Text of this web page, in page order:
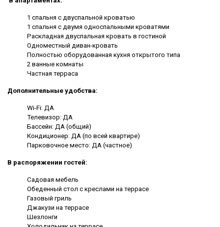
1 спальня с двуспальной кроватью
1 спальня с двумя односпальными кроватями
Раскладная двуспальная кровать в гостиной
Одноместный диван-кровать
Полностью оборудованная кухня открытого типа
2 ванные комнаты
Частная терраса
Дополнительные удобства:
Wi-Fi: ДА
Телевизор: ДА
Бассейн: ДА (общий)
Кондиционер: ДА (по всей квартире)
Парковочное место: ДА (частное)
В распоряжении гостей:
Садовая мебель
Обеденный стол с креслами на террасе
Газовый гриль
Джакузи на террасе
Шезлонги